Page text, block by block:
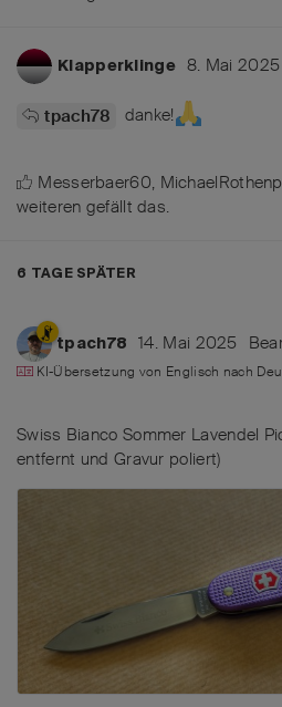
Klapperklinge 8. Mai 2025
tpach78
danke!
Messerbaer60,
weiteren gefällt das.
6 TAGESPÄTER
tpach78 14. Mai 2025
KI-Übersetzung von Englisch nach
Swiss Bianco Sommer Lavendel
entfernt und Gravur poliert)